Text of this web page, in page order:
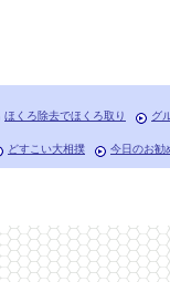
ほくろ除去でほくろ取り
グ
どすこい大相撲 今日のお勧